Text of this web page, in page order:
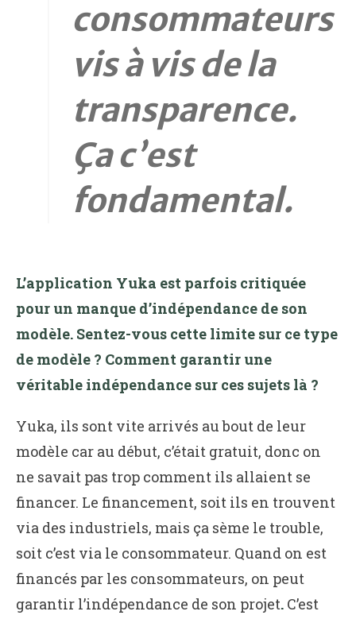
consommateurs
vis à vis de la
transparence.
Ça c’est
fondamental.
L’application Yuka est parfois critiquée
pour un manque d’indépendance de son
modèle. Sentez-vous cette limite sur ce type
de modèle ? Comment garantir une
véritable indépendance sur ces sujets là ?
Yuka, ils sont vite arrivés au bout de leur
modèle car au début, c’était gratuit, donc on
ne savait pas trop comment ils allaient se
financer. Le financement, soit ils en trouvent
via des industriels, mais ça sème le trouble,
soit c’est via le consommateur. Quand on est
financés par les consommateurs, on peut
garantir l’indépendance de son projet. C’est